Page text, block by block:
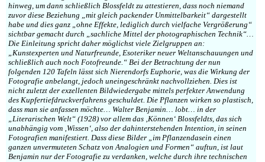
hinweg, um dann schließlich Blossfeldt zu attestieren, dass noch niemand
zuvor diese Beziehung „mit gleich packender Unmittelbarkeit“ dargestellt
habe und dies ganz „ohne Effekte, lediglich durch vielfache Vergrößerung“
sichtbar gemacht durch „sachliche Mittel der photographischen Technik“…
Die Einleitung spricht daher möglichst viele Zielgruppen an:
„Kunstexperten und Naturfreunde, Esoteriker neuer Weltanschauungen und
schließlich auch noch Fotofreunde.“ Bei der Betrachtung der nun
folgenden 120 Tafeln lässt sich Nierendorfs Euphorie, was die Wirkung der
Fotografie anbelangt, jedoch uneingeschränkt nachvollziehen. Dies ist
nicht zuletzt der exzellenten Bildwiedergabe mittels perfekter Anwendung
des Kupfertiefdruckverfahrens geschuldet. Die Pflanzen wirken so plastisch,
dass man sie anfassen möchte… Walter Benjamin… lobt… in der
„Literarischen Welt“ (1928) vor allem das ‚Können‘ Blossfeldts, das sich
unabhängig vom ‚Wissen‘, also der dahinterstehenden Intention, in seinen
Fotografien manifestiert. Dass diese Bilder „im Pflanzendasein einen
ganzen unvermuteten Schatz von Analogien und Formen“ auftun, ist laut
Benjamin nur der Fotografie zu verdanken, welche durch ihre technischen